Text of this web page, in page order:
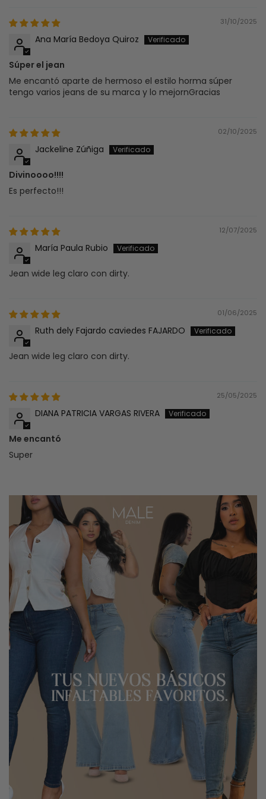
31/10/2025
Ana María Bedoya Quiroz
Súper el jean
Me encantó aparte de hermoso el estilo horma súper
tengo varios jeans de su marca y lo mejornGracias
02/10/2025
Jackeline Zúñiga
Divinoooo!!!!
Es perfecto!!!
12/07/2025
María Paula Rubio
Jean wide leg claro con dirty.
01/06/2025
Ruth dely Fajardo caviedes FAJARDO
Jean wide leg claro con dirty.
25/05/2025
DIANA PATRICIA VARGAS RIVERA
Me encantó
Super